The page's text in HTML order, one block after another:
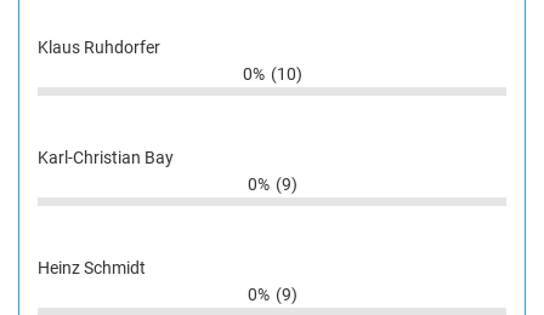
Klaus Ruhdorfer
0% (10)
Karl-Christian Bay
0% (9)
Heinz Schmidt
0% (9)